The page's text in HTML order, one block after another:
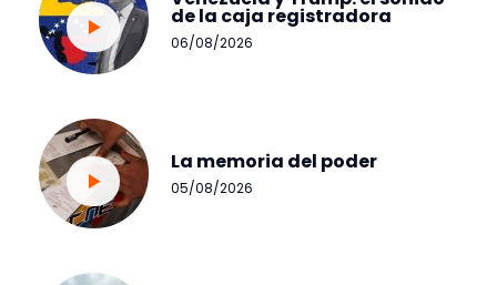
de la caja registradora
06/08/2026
La memoria del poder
05/08/2026